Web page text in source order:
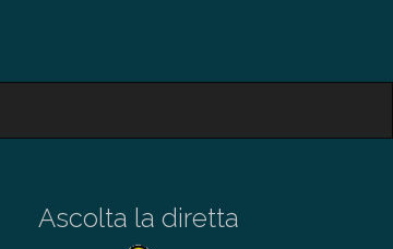
Ascolta la diretta